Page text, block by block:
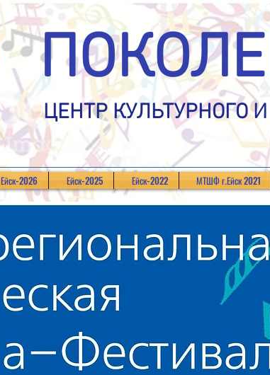
ЦЕНТР КУЛЬТУРНОГО
Ейск-2026 Ейск-2025 Ейск-2022 МТШФ г.Ейск 2021